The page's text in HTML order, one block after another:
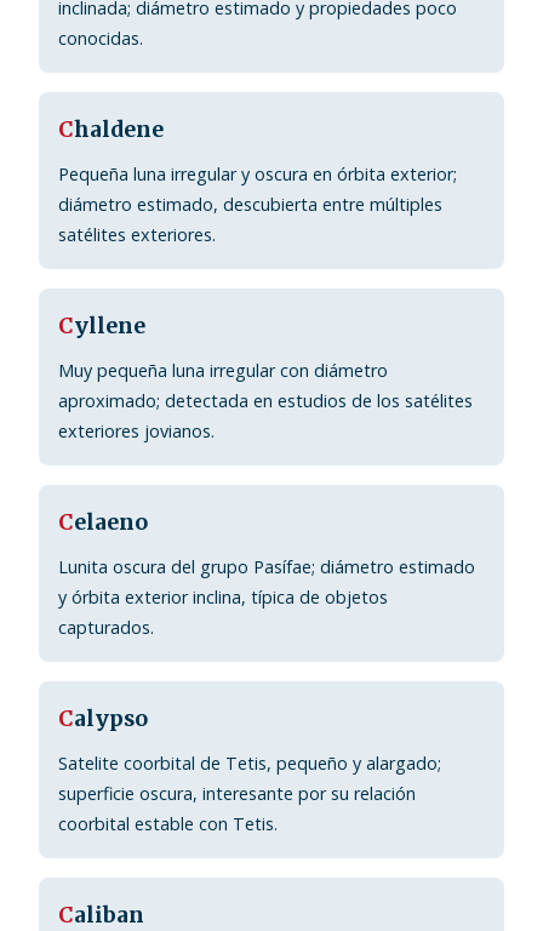
inclinada; diámetro estimado y propiedades poco
conocidas.
Chaldene
Pequeña luna irregular y oscura en órbita exterior;
diámetro estimado, descubierta entre múltiples
satélites exteriores.
Cyllene
Muy pequeña luna irregular con diámetro
aproximado; detectada en estudios de los satélites
exteriores jovianos.
Celaeno
Lunita oscura del grupo Pasífae; diámetro estimado
y órbita exterior inclina, típica de objetos
capturados.
Calypso
Satelite coorbital de Tetis, pequeño y alargado;
superficie oscura, interesante por su relación
coorbital estable con Tetis.
Caliban